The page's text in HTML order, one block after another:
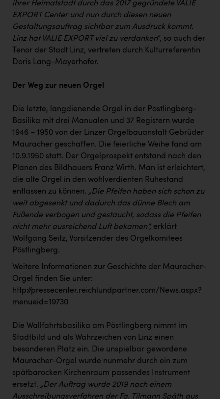
ihrer Heimatstadt durch das 2017 gegründete VALIE
EXPORT Center und nun durch diesen neuen
Gestaltungsauftrag sichtbar zum Ausdruck kommt.
Linz hat VALIE EXPORT viel zu verdanken“, so auch der
Tenor der Stadt Linz, vertreten durch Kulturreferentin
Doris Lang-Mayerhofer.
Der Weg zur neuen Orgel
Die letzte, langdienende Orgel in der Pöstlingberg-
Basilika mit drei Manualen und 37 Registern wurde
1946 – 1950 von der Linzer Orgelbauanstalt Gebrüder
Mauracher geschaffen. Die feierliche Weihe fand am
10.9.1950 statt. Der Orgelprospekt entstand nach den
Plänen des Bildhauers Franz Wirth. Man ist erleichtert,
die alte Orgel in den wohlverdienten Ruhestand
entlassen zu können. „Die Pfeifen haben sich schon zu
weit abgesenkt und dadurch das dünne Blech am
Fußende verbogen und gestaucht, sodass die Pfeifen
nicht mehr ausreichend Luft bekamen“, erklärt
Wolfgang Seitz, Vorsitzender des Orgelkomitees
Pöstlingberg.
Weitere Informationen zur Geschichte der Mauracher-
Orgel finden Sie unter:
http://pressecenter.reichlundpartner.com/News.aspx?
menueid=19730
Die Wallfahrtsbasilika am Pöstlingberg nimmt im
Stadtbild und als Wahrzeichen von Linz einen
besonderen Platz ein. Die unspielbar gewordene
Mauracher-Orgel wurde nunmehr durch ein zum
spätbarocken Kirchenraum passendes Instrument
ersetzt. „Der Auftrag wurde 2019 nach einem
Ausschreibungsverfahren der Fa. Tilmann Späth aus